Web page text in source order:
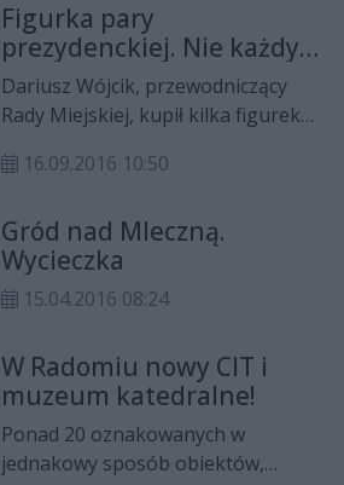
kara. Chodzi o jeden bardzo
restrykcyjny zapis - mówi Robert
Dębicki, dyrektor zarządzający
MOSiR.
Figurka pary
prezydenckiej. Nie każdy
godzien?
Dariusz Wójcik, przewodniczący
Rady Miejskiej, kupił kilka figurek
prywatnych pieniędzy. - Będę je
godne, a nie każdy jest – mówi.
16.09.2016 10:50
Gród nad Mleczną.
Wycieczka
15.04.2016 08:24
W Radomiu nowy CIT i
muzeum katedralne!
Ponad 20 oznakowanych w
jednakowy sposób obiektów,